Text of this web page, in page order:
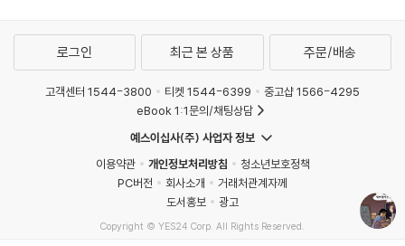
을 주기보다 친근하고 다정하게 나혜석의 이야기에 다가설 수 있게 해주는
이 책을 통해 나혜석은 다시, 책장을 넘기는 우리 앞에 살아 있는 얼굴로 돌
나는 화가로서의 나혜석의 삶을 만화로 그리겠다는 소망을 마음 한 구석에
간직하고 있었다. 그에게 최초라는 수식어가 여럿 붙어 있지만 무엇보다
내게는 우리나라 최초의 여성 만화가였다. 선배 작가에게 헌정하는 만화를
그리고 싶었다. (…) 앞서 두번의 작업이 있었지만 이번은 오로지 나혜석에
로그인 최근 본 상품 주문/배송
고객센터 1544-3800 티켓 1544-6399
중고샵 1566-4295
eBook 1:1문의/채팅상담
예스이십사(주) 사업자 정보
이용약관
개인정보처리방침
청소년보호정책
PC버전
회사소개
거래처관계자께
도서홍보
광고
Copyright © YES24 Corp. All Rights Reserved.